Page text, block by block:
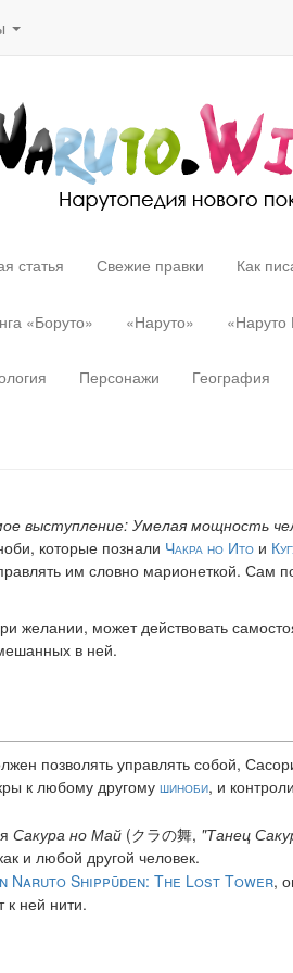
статья Свежие правки Как
«Боруто» «Наруто»
Персонажи География
выступление: Умелая мощность
которые познали Чакра но Ито и
им словно марионеткой. Сам
желании, может действовать
в ней.
позволять управлять собой,
к любому другомушиноби, и
Сакура но Май (クラの舞, "Танец
и любой другой человек.
Naruto Shippūden: The Lost Tower,
к ней нити.